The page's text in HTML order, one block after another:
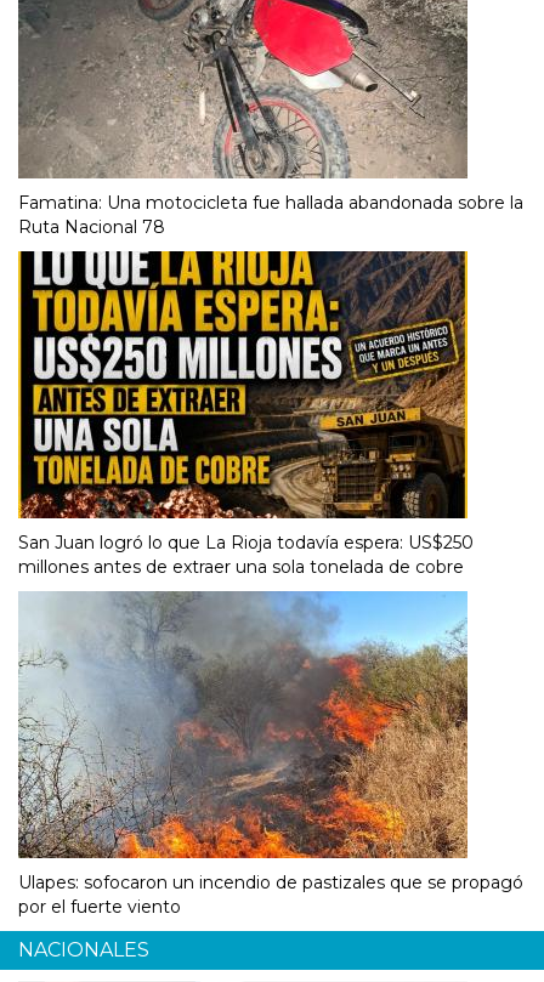
Famatina: Una motocicleta fue hallada abandonada sobre la
Ruta Nacional 78
San Juan logró lo que La Rioja todavía espera: US$250
millones antes de extraer una sola tonelada de cobre
Ulapes: sofocaron un incendio de pastizales que se propagó
por el fuerte viento
NACIONALES